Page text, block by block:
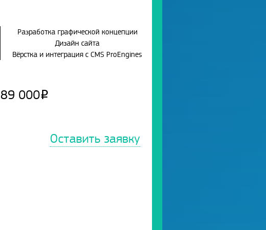
Разработка графической концепции
Дизайн сайта
Вёрстка и интеграция с CMS ProEngines
89 000Р
Оставить заявку